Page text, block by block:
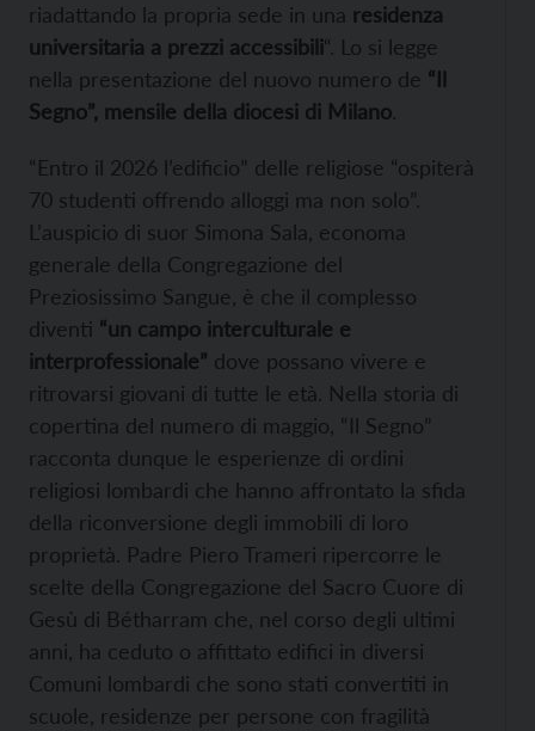
riadattando la propria sede in una residenza
universitaria a prezzi accessibili“. Lo si legge
nella presentazione del nuovo numero de “Il
Segno”, mensile della diocesi di Milano.
“Entro il 2026 l’edificio” delle religiose “ospiterà
70 studenti offrendo alloggi ma non solo”.
L’auspicio di suor Simona Sala, economa
generale della Congregazione del
Preziosissimo Sangue, è che il complesso
diventi “un campo interculturale e
interprofessionale” dove possano vivere e
ritrovarsi giovani di tutte le età. Nella storia di
copertina del numero di maggio, “Il Segno”
racconta dunque le esperienze di ordini
religiosi lombardi che hanno affrontato la sfida
della riconversione degli immobili di loro
proprietà. Padre Piero Trameri ripercorre le
scelte della Congregazione del Sacro Cuore di
Gesù di Bétharram che, nel corso degli ultimi
anni, ha ceduto o affittato edifici in diversi
Comuni lombardi che sono stati convertiti in
scuole, residenze per persone con fragilità